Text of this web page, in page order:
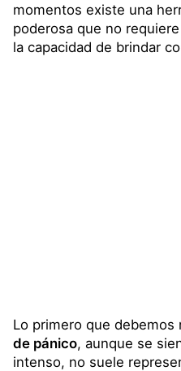
momentos existe una
poderosa que no
la capacidad de brindar
Lo primero que debemos
de pánico, aunque se
intenso, no suele